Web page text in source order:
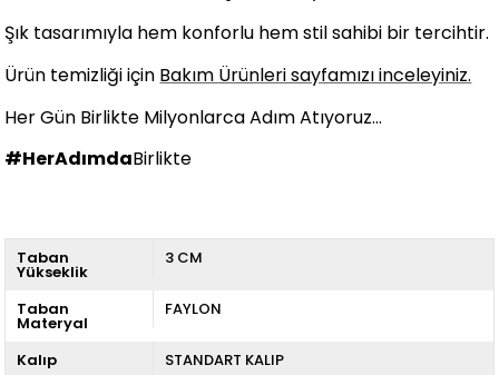
Şık tasarımıyla hem konforlu hem stil sahibi bir tercihtir.
Ürün temizliği için Bakım Ürünleri sayfamızı inceleyiniz.
Her Gün Birlikte Milyonlarca Adım Atıyoruz...
#HerAdımdaBirlikte
Taban
Yükseklik
3 CM
Taban
Materyal
FAYLON
Kalıp
STANDART KALIP